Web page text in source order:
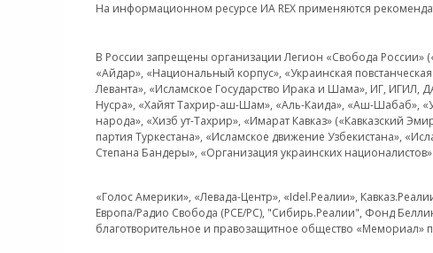
На информационном ресурсе ИА REX применяются
В России запрещены организации Легион «Свобода России»
«Айдар», «Национальный корпус», «Украинская
Леванта», «Исламское Государство Ирака и Шама», ИГ,
Нусра», «Хайят Тахрир-аш-Шам», «Аль-Каида», «Аш-Шабаб»,
народа», «Хизб ут-Тахрир», «Имарат Кавказ» («Кавказский
партия Туркестана», «Исламское движение Узбекистана»,
Степана Бандеры», «Организация украинских
«Голос Америки», «Левада-Центр», «Idel.Реалии»,
Европа/Радио Свобода (PCE/PC), "Сибирь.Реалии", Фонд
благотворительное и правозащитное общество «Мемориал»